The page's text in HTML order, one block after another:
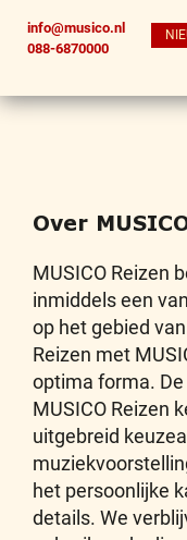
info@musico.nl
088-6870000
Over
MUSICO Reizen
inmiddels een
op het gebied
Reizen met
optima forma.
MUSICO Reizen
uitgebreid
het persoonlijke
details. We